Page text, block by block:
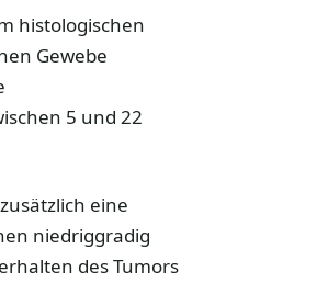
histologischen
Gewebe
5 und 22
eine
niedriggradig
des Tumors